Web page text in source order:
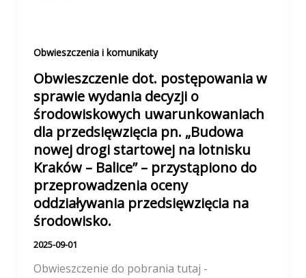
Obwieszczenia i komunikaty
Obwieszczenie dot. postępowania w
sprawie wydania decyzji o
środowiskowych uwarunkowaniach
dla przedsięwzięcia pn. „Budowa
nowej drogi startowej na lotnisku
Kraków – Balice” – przystąpiono do
przeprowadzenia oceny
oddziaływania przedsięwzięcia na
środowisko.
2025-09-01
Obwieszczenie do pobrania tutaj -